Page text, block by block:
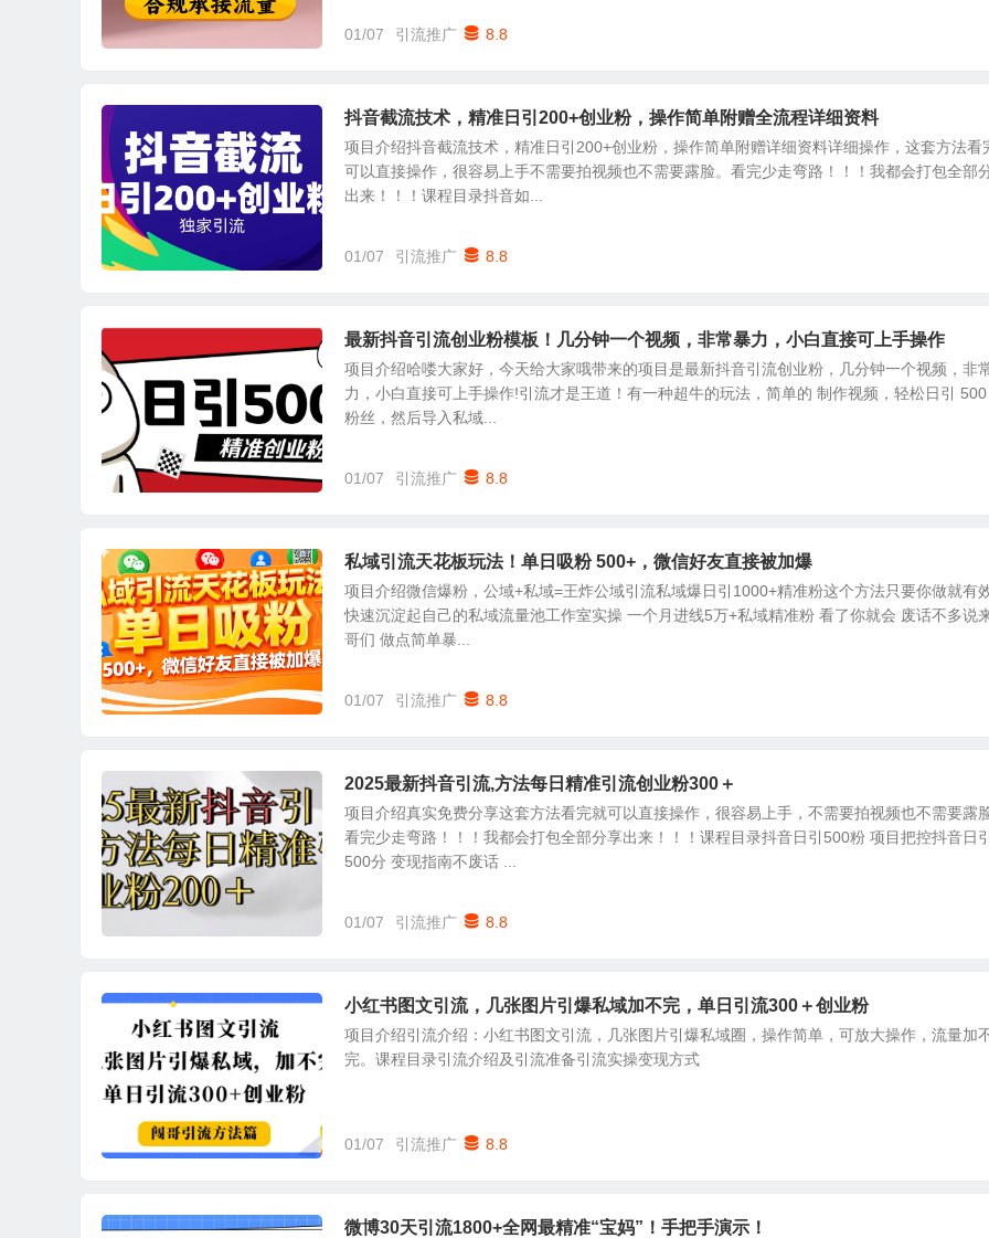
01/07 引流推广 8.8
抖音截流技术，精准日引200+创业粉，操作简单附赠全流程详细资料
项目介绍抖音截流技术，精准日引200+创业粉，操作简单附赠详细资料详细操作，这套方法看
可以直接操作，很容易上手不需要拍视频也不需要露脸。看完少走弯路！！！我都会打包全部
出来！！！课程目录抖音如...
01/07 引流推广 8.8
最新抖音引流创业粉模板！几分钟一个视频，非常暴力，小白直接可上手操作
项目介绍哈喽大家好，今天给大家哦带来的项目是最新抖音引流创业粉，几分钟一个视频，非
力，小白直接可上手操作!引流才是王道！有一种超牛的玩法，简单的 制作视频，轻松日引
粉丝，然后导入私域...
01/07 引流推广 8.8
私域引流天花板玩法！单日吸粉 500+，微信好友直接被加爆
项目介绍微信爆粉，公域+私域=王炸公域引流私域爆日引1000+精准粉这个方法只要你做就有
快速沉淀起自己的私域流量池工作室实操 一个月进线5万+私域精准粉 看了你就会 废话不多说
哥们 做点简单暴...
01/07 引流推广 8.8
2025最新抖音引流,方法每日精准引流创业粉300＋
项目介绍真实免费分享这套方法看完就可以直接操作，很容易上手，不需要拍视频也不需要露脸
看完少走弯路！！！我都会打包全部分享出来！！！课程目录抖音日引500粉 项目把控抖音日引
500分 变现指南不废话 ...
01/07 引流推广 8.8
小红书图文引流，几张图片引爆私域加不完，单日引流300＋创业粉
项目介绍引流介绍：小红书图文引流，几张图片引爆私域圈，操作简单，可放大操作，流量加
完。课程目录引流介绍及引流准备引流实操变现方式
01/07 引流推广 8.8
微博30天引流1800+全网最精准“宝妈”！手把手演示！